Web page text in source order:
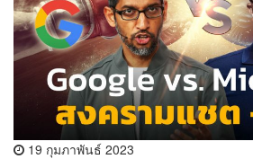
19 กุมภาพันธ์ 2023